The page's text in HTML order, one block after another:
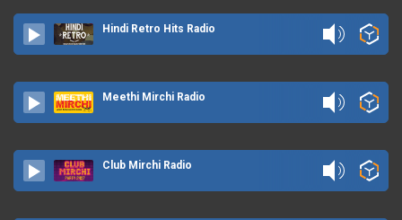
Hindi Retro Hits Radio
Meethi Mirchi Radio
Club Mirchi Radio